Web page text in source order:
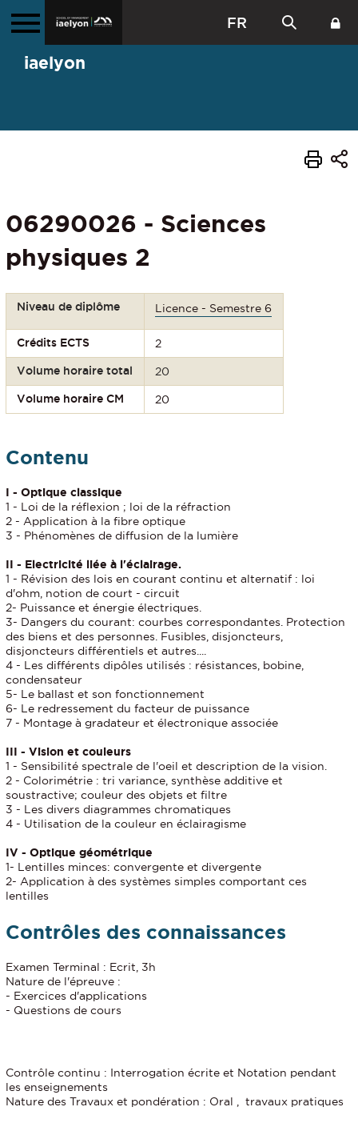
FR
iaelyon
06290026 - Sciences
physiques 2
Niveau de diplôme Licence - Semestre 6
Crédits ECTS 2
Volume horaire total 20
Volume horaire CM 20
Contenu
I - Optique classique
1 - Loi de la réflexion ; loi de la réfraction
2 - Application à la fibre optique
3 - Phénomènes de diffusion de la lumière
II - Electricité liée à l'éclairage.
1 - Révision des lois en courant continu et alternatif : loi
d'ohm, notion de court - circuit
2- Puissance et énergie électriques.
3- Dangers du courant: courbes correspondantes. Protection
des biens et des personnes. Fusibles, disjoncteurs,
disjoncteurs différentiels et autres....
4 - Les différents dipôles utilisés : résistances, bobine,
condensateur
5- Le ballast et son fonctionnement
6- Le redressement du facteur de puissance
7 - Montage à gradateur et électronique associée
III - Vision et couleurs
1 - Sensibilité spectrale de l'oeil et description de la vision.
2 - Colorimétrie : tri variance, synthèse additive et
soustractive; couleur des objets et filtre
3 - Les divers diagrammes chromatiques
4 - Utilisation de la couleur en éclairagisme
IV - Optique géométrique
1- Lentilles minces: convergente et divergente
2- Application à des systèmes simples comportant ces
lentilles
Contrôles des connaissances
Examen Terminal : Ecrit, 3h
Nature de l'épreuve :
- Exercices d'applications
- Questions de cours
Contrôle continu : Interrogation écrite et Notation pendant
les enseignements
Nature des Travaux et pondération : Oral , travaux pratiques